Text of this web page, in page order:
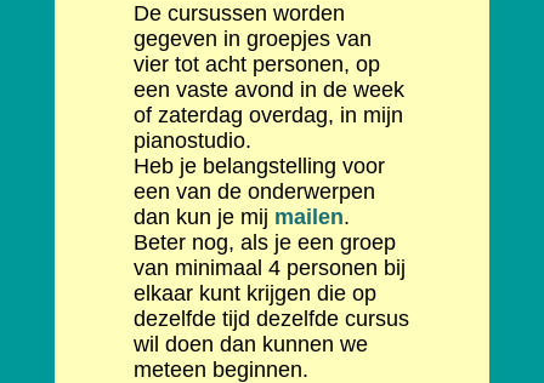
De cursussen worden
gegeven in groepjes van
vier tot acht personen, op
een vaste avond in de week
of zaterdag overdag, in mijn
pianostudio.
Heb je belangstelling voor
een van de onderwerpen
dan kun je mij mailen.
Beter nog, als je een groep
van minimaal 4 personen bij
elkaar kunt krijgen die op
dezelfde tijd dezelfde cursus
wil doen dan kunnen we
meteen beginnen.